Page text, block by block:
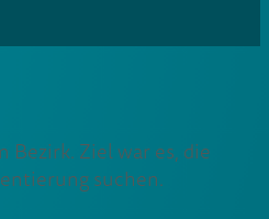
Ziel war es, die
suchen.